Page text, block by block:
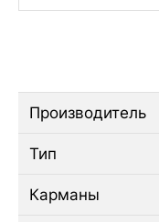
Производитель
Тип
Карманы